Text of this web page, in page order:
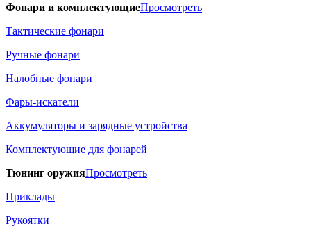
Фонари и комплектующиеПросмотреть
Тактические фонари
Ручные фонари
Налобные фонари
Фары-искатели
Аккумуляторы и зарядные устройства
Комплектующие для фонарей
Тюнинг оружияПросмотреть
Приклады
Рукоятки